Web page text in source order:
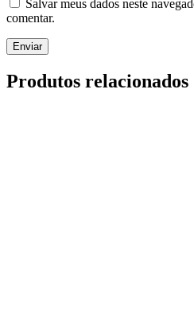
Salvar meus dados neste
comentar.
Produtos relacionados